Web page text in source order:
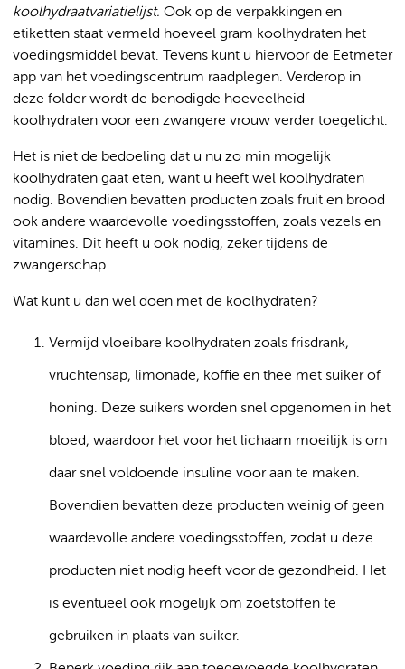
koolhydraatvariatielijst. Ook op de verpakkingen en
etiketten staat vermeld hoeveel gram koolhydraten het
voedingsmiddel bevat. Tevens kunt u hiervoor de Eetmeter
app van het voedingscentrum raadplegen. Verderop in
deze folder wordt de benodigde hoeveelheid
koolhydraten voor een zwangere vrouw verder toegelicht.
Het is niet de bedoeling dat u nu zo min mogelijk
koolhydraten gaat eten, want u heeft wel koolhydraten
nodig. Bovendien bevatten producten zoals fruit en brood
ook andere waardevolle voedingsstoffen, zoals vezels en
vitamines. Dit heeft u ook nodig, zeker tijdens de
zwangerschap.
Wat kunt u dan wel doen met de koolhydraten?
Vermijd vloeibare koolhydraten zoals frisdrank,
vruchtensap, limonade, koffie en thee met suiker of
honing. Deze suikers worden snel opgenomen in het
bloed, waardoor het voor het lichaam moeilijk is om
daar snel voldoende insuline voor aan te maken.
Bovendien bevatten deze producten weinig of geen
waardevolle andere voedingsstoffen, zodat u deze
producten niet nodig heeft voor de gezondheid. Het
is eventueel ook mogelijk om zoetstoffen te
gebruiken in plaats van suiker.